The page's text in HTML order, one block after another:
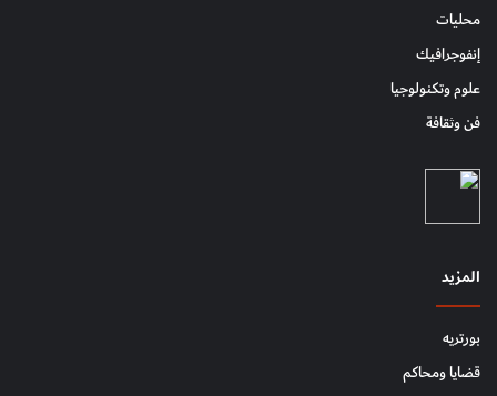
محليات
إنفوجرافيك
علوم وتكنولوجيا
فن وثقافة
المزيد
بورتريه
قضايا ومحاكم